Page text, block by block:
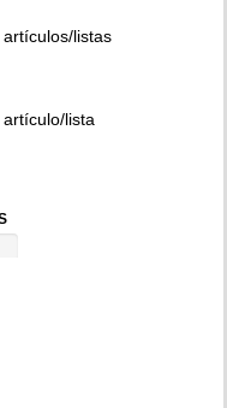
listas
lista